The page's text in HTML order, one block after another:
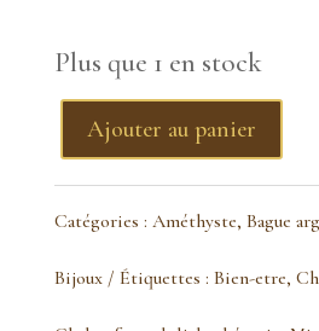
Plus que 1 en stock
quantité
de
bague
améthyste
Ajouter au panier
Catégories : Améthyste, Bague
Bijoux Étiquettes : Bien-etre,